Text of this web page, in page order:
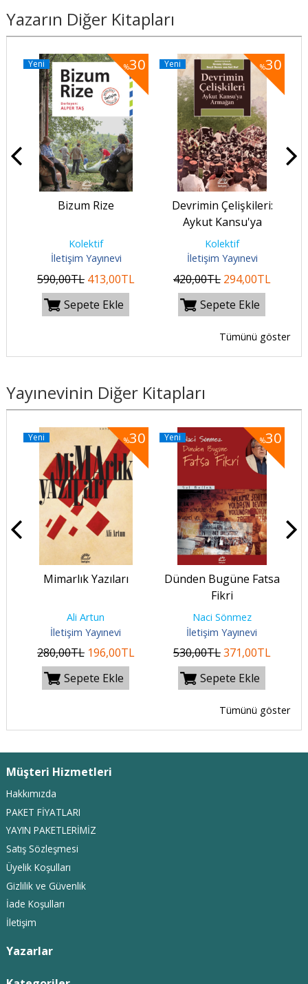
Yazarın Diğer Kitapları
%30
Yeni
Bizum Rize
Kolektif
İletişim Yayınevi
590,00TL 413,00TL
Sepete Ekle
%30
Yeni
Devrimin Çelişkileri:
Aykut Kansu'ya
Armağan
Kolektif
İletişim Yayınevi
420,00TL 294,00TL
Sepete Ekle
Tümünü göster
Yayınevinin Diğer Kitapları
%30
Yeni
Mimarlık Yazıları
Ali Artun
İletişim Yayınevi
280,00TL 196,00TL
Sepete Ekle
%30
Yeni
Dünden Bugüne Fatsa
Fikri
Naci Sönmez
İletişim Yayınevi
530,00TL371,00TL
Sepete Ekle
Tümünü göster
Müşteri Hizmetleri
Hakkımızda
PAKET FİYATLARI
YAYIN PAKETLERİMİZ
Satış Sözleşmesi
Üyelik Koşulları
Gizlilik ve Güvenlik
İade Koşulları
İletişim
Yazarlar